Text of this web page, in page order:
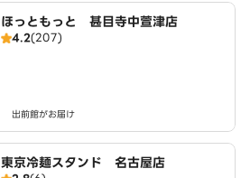
ほっともっと 甚目寺中萱津店
4.2(207)
出前館がお届け
東京冷麺スタンド 名古屋店